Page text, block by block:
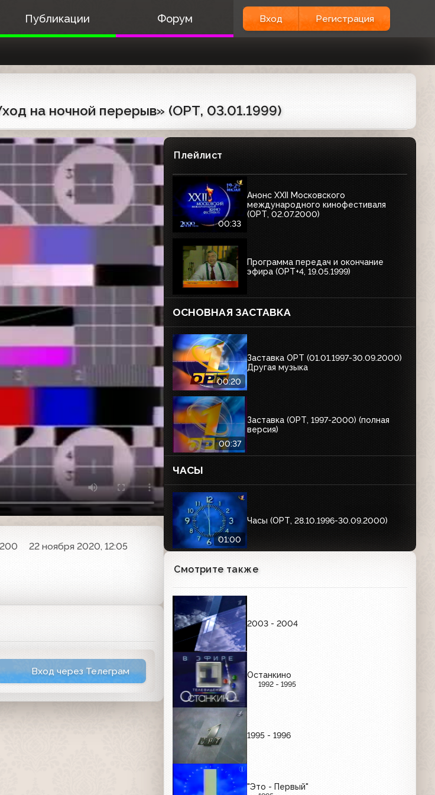
Публикации Форум Вход Регистрация
на ночной перерыв» (ОРТ, 03.01.1999)
22 ноября 2020, 12:05
Вход через Телеграм
Плейлист
00:33
Анонс XXII Московского
международного кинофестиваля
(ОРТ, 02.07.2000)
Программа передач и окончание
эфира (ОРТ+4, 19.05.1999)
ОСНОВНАЯ ЗАСТАВКА
00:20
Заставка ОРТ (01.01.1997-30.09.2000)
Другая музыка
00:37
Заставка (ОРТ, 1997-2000) (полная
версия)
ЧАСЫ
01:00
Часы (ОРТ, 28.10.1996-30.09.2000)
01:01
Утренние
01:01
РЕКЛАМНЫЕ ЗАСТАВКИ (ЯНВАРЬ-СЕНТЯБРЬ
1997)
00:36
Смотрите также
2003 - 2004
Останкино
1992 - 1995
1995 - 1996
"Это - Первый"